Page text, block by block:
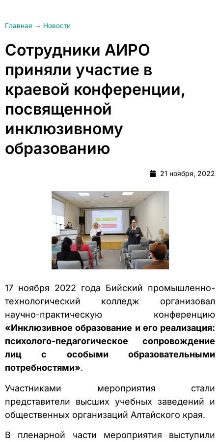
Главная → Новости
Сотрудники АИРО
приняли участие в
краевой конференции,
посвященной
инклюзивному
образованию
21 ноября, 2022
17 ноября 2022 года Бийский промышленно-
технологический колледж организовал
научно-практическую конференцию
«Инклюзивное образование и его реализация:
психолого-педагогическое сопровождение
лиц с особыми образовательными
потребностями».
Участниками мероприятия стали
представители высших учебных заведений и
общественных организаций Алтайского края.
В пленарной части мероприятия выступили